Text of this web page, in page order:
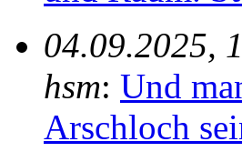
04.09.2025,
hsm: Und
Arschloch